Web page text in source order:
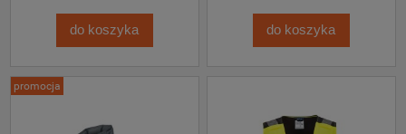
do koszyka do koszyka
promocja